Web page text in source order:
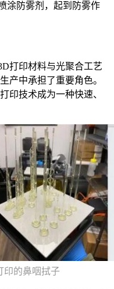
涂防雾剂，起到防雾作
打印材料与光聚合工艺
产中承担了重要角色。
印技术成为一种快速、
印的鼻咽拭子